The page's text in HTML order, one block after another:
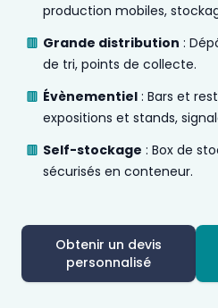
production mobiles,
Grande distribution :
de tri, points de collecte.
Évènementiel : Bars et
expositions et stands,
Self-stockage : Box de
sécurisés en conteneur.
Obtenir un devis
personnalisé